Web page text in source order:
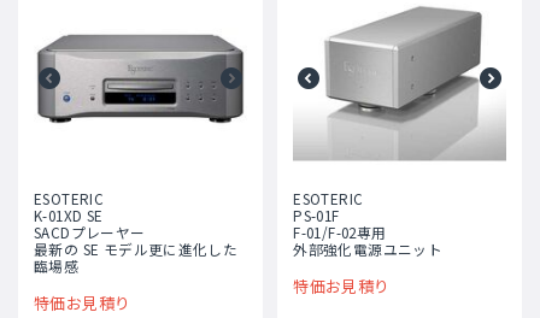
ESOTERIC
K-01XD SE
SACDプレーヤー
最新の SE モデル更に進化した
臨場感
特価お見積り
ESOTERIC
PS-01F
F-01/F-02専用
外部強化電源ユニット
特価お見積り